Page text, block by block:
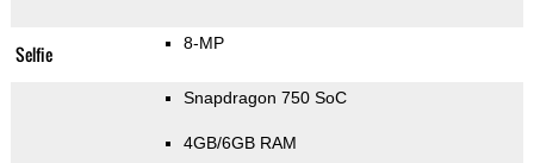
Selfie 8-MP
Snapdragon 750 SoC
4GB/6GB RAM